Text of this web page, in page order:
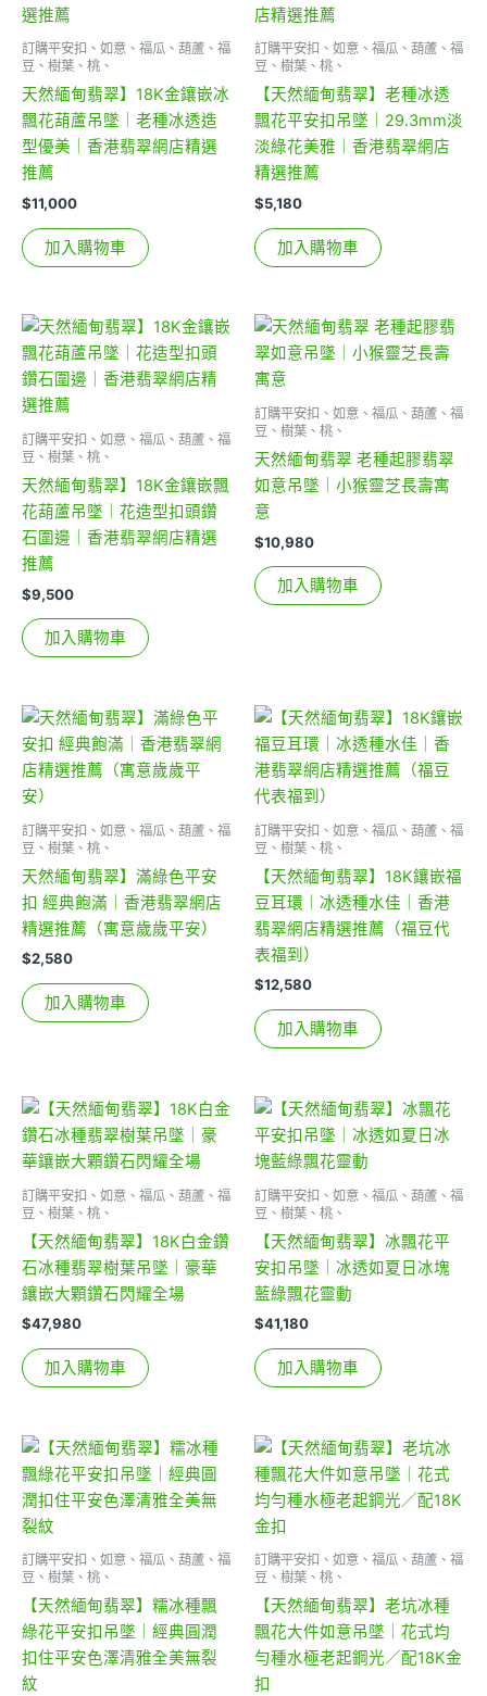
訂購平安扣、如意、福瓜、葫蘆、福
豆、樹葉、桃、
天然緬甸翡翠】18K金鑲嵌冰
飄花葫蘆吊墜｜老種冰透造
型優美｜香港翡翠網店精選
推薦
$11,000
加入購物車
訂購平安扣、如意、福瓜、葫蘆、福
豆、樹葉、桃、
【天然緬甸翡翠】老種冰透
飄花平安扣吊墜｜29.3mm淡
淡綠花美雅｜香港翡翠網店
精選推薦
$5,180
加入購物車
訂購平安扣、如意、福瓜、葫蘆、福
豆、樹葉、桃、
天然緬甸翡翠】18K金鑲嵌飄
花葫蘆吊墜｜花造型扣頭鑽
石圍邊｜香港翡翠網店精選
推薦
$9,500
加入購物車
訂購平安扣、如意、福瓜、葫蘆、福
豆、樹葉、桃、
天然緬甸翡翠 老種起膠翡翠
如意吊墜｜小猴靈芝長壽寓
意
$10,980
加入購物車
訂購平安扣、如意、福瓜、葫蘆、福
豆、樹葉、桃、
天然緬甸翡翠】滿綠色平安
扣 經典飽滿｜香港翡翠網店
精選推薦（寓意歲歲平安）
$2,580
加入購物車
訂購平安扣、如意、福瓜、葫蘆、福
豆、樹葉、桃、
【天然緬甸翡翠】18K鑲嵌福
豆耳環｜冰透種水佳｜香港
翡翠網店精選推薦（福豆代
表福到）
$12,580
加入購物車
訂購平安扣、如意、福瓜、葫蘆、福
豆、樹葉、桃、
【天然緬甸翡翠】18K白金鑽
石冰種翡翠樹葉吊墜｜豪華
鑲嵌大顆鑽石閃耀全場
$47,980
加入購物車
訂購平安扣、如意、福瓜、葫蘆、福
豆、樹葉、桃、
【天然緬甸翡翠】冰飄花平
安扣吊墜｜冰透如夏日冰塊
藍綠飄花靈動
$41,180
加入購物車
訂購平安扣、如意、福瓜、葫蘆、福
豆、樹葉、桃、
【天然緬甸翡翠】糯冰種飄
綠花平安扣吊墜｜經典圓潤
扣住平安色澤清雅全美無裂
紋
訂購平安扣、如意、福瓜、葫蘆、福
豆、樹葉、桃、
【天然緬甸翡翠】老坑冰種
飄花大件如意吊墜｜花式均
勻種水極老起鋼光／配18K金
扣